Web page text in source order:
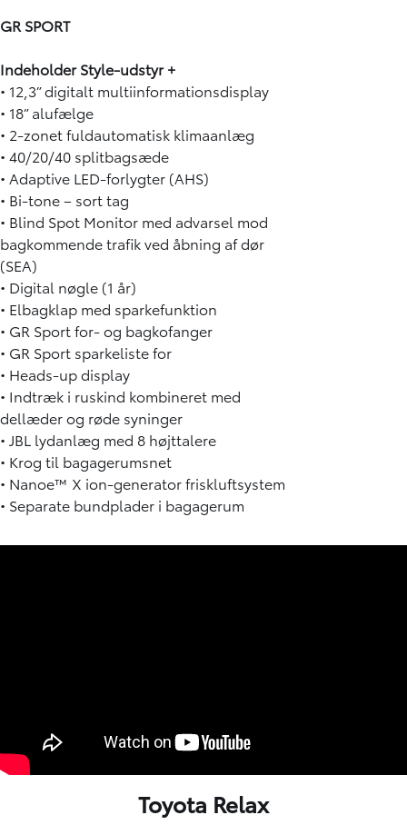
GR SPORT
Indeholder Style-udstyr +
• 12,3” digitalt multiinformationsdisplay
• 18” alufælge
• 2-zonet fuldautomatisk klimaanlæg
• 40/20/40 splitbagsæde
• Adaptive LED-forlygter (AHS)
• Bi-tone – sort tag
• Blind Spot Monitor med advarsel mod
bagkommende trafik ved åbning af dør
(SEA)
• Digital nøgle (1 år)
• Elbagklap med sparkefunktion
• GR Sport for- og bagkofanger
• GR Sport sparkeliste for
• Heads-up display
• Indtræk i ruskind kombineret med
dellæder og røde syninger
• JBL lydanlæg med 8 højttalere
• Krog til bagagerumsnet
• Nanoe™ X ion-generator friskluftsystem
• Separate bundplader i bagagerum
Toyota Relax